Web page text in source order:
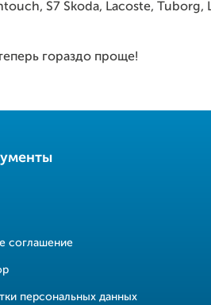
S7 Skoda, Lacoste, Tuborg,
гораздо проще!
соглашение
персональных данных